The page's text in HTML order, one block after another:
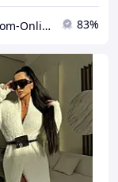
"Showroom-Online": Тисячі образів — один клік! 83%